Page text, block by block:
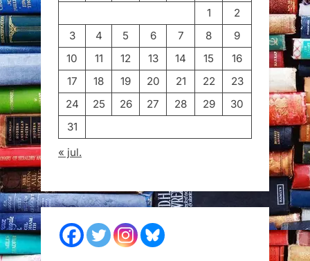
1
2
3
4 5 6 7 8
9
10
11 12 13 14 15
16
17
18 19 20 21 22
23
24
25 26 27 28 29
30
31
« jul.